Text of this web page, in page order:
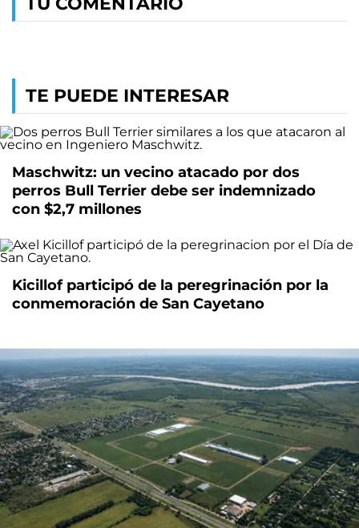
TE PUEDE INTERESAR
Maschwitz: un vecino atacado por dos
perros Bull Terrier debe ser indemnizado
con $2,7 millones
Kicillof participó de la peregrinación por la
conmemoración de San Cayetano